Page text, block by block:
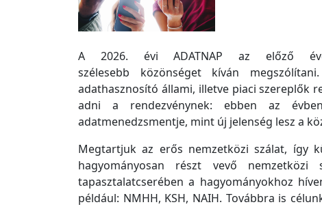
A 2026. évi ADATNAP az előző
szélesebb
közönséget kíván
adathasznosító állami, illetve piaci szereplők
adni a rendezvénynek: ebben az
adatmenedzsmentje, mint új jelenség lesz a k
Megtartjuk az erős nemzetközi szálat, így k
hagyományosan részt vevő
tapasztalatcserében a hagyományokhoz
például: NMHH, KSH, NAIH. Továbbra is